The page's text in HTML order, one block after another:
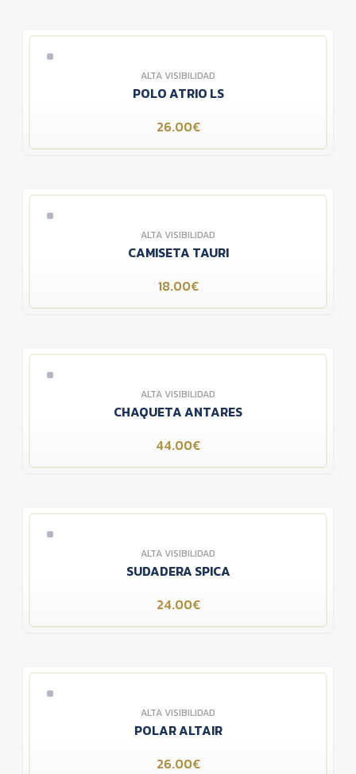
ALTA VISIBILIDAD
POLO ATRIO LS
26.00€
ALTA VISIBILIDAD
CAMISETA TAURI
18.00€
ALTA VISIBILIDAD
CHAQUETA ANTARES
44.00€
ALTA VISIBILIDAD
SUDADERA SPICA
24.00€
ALTA VISIBILIDAD
POLAR ALTAIR
26.00€